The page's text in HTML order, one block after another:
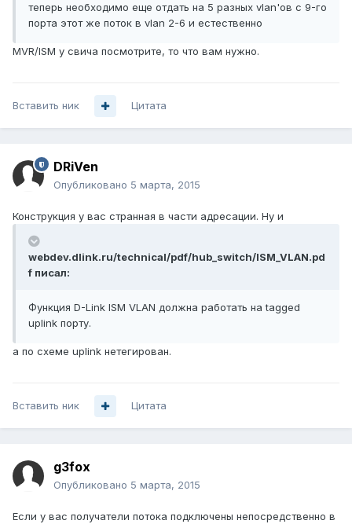
теперь необходимо еще отдать на 5 разных vlan'ов с 9-го
порта этот же поток в vlan 2-6 и естественно
MVR/ISM у свича посмотрите, то что вам нужно.
Вставить ник Цитата
DRiVen
Опубликовано 5 марта, 2015
Конструкция у вас странная в части адресации. Ну и
webdev.dlink.ru/technical/pdf/hub_switch/ISM_VLAN.pd
f писал:
Функция D-Link ISM VLAN должна работать на tagged
uplink порту.
а по схеме uplink нетегирован.
Вставить ник Цитата
g3fox
Опубликовано 5 марта, 2015
Если у вас получатели потока подключены непосредственно в